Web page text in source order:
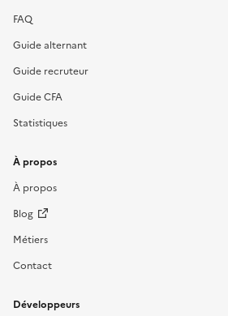
FAQ
Guide alternant
Guide recruteur
Guide CFA
Statistiques
À propos
À propos
Blog
Métiers
Contact
Développeurs